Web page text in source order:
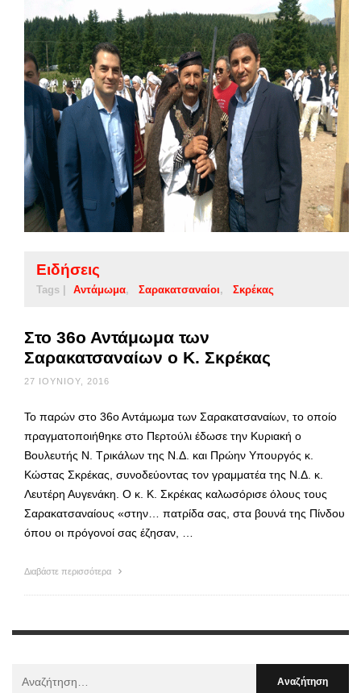
Ειδήσεις
Tags | Αντάμωμα Σαρακατσαναίοι Σκρέκας
Στο 36ο Αντάμωμα των
Σαρακατσαναίων ο Κ. Σκρέκας
27 ΙΟΥΝΊΟΥ, 2016
Το παρών στο 36ο Αντάμωμα των Σαρακατσαναίων, το οποίο
πραγματοποιήθηκε στο Περτούλι έδωσε την Κυριακή ο
Βουλευτής Ν. Τρικάλων της Ν.Δ. και Πρώην Υπουργός κ.
Κώστας Σκρέκας, συνοδεύοντας τον γραμματέα της Ν.Δ. κ.
Λευτέρη Αυγενάκη. Ο κ. Κ. Σκρέκας καλωσόρισε όλους τους
Σαρακατσαναίους «στην… πατρίδα σας, στα βουνά της Πίνδου
όπου οι πρόγονοί σας έζησαν, …
Διαβάστε περισσότερα